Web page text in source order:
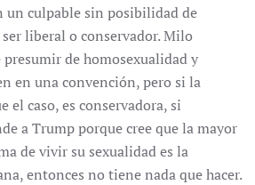
un culpable sin posibilidad de
liberal o conservador. Milo
de homosexualidad y
en una convención, pero si la
el caso, es conservadora, si
a Trump porque cree que la mayor
de vivir su sexualidad es la
entonces no tiene nada que hacer.